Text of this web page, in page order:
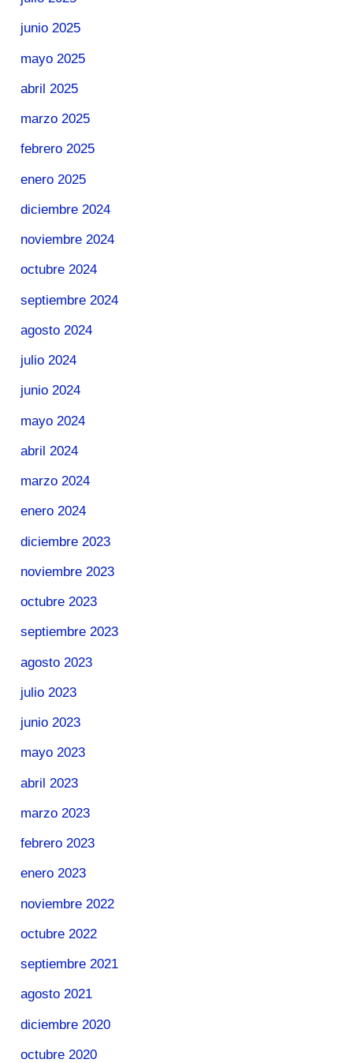
junio 2025
mayo 2025
abril 2025
marzo 2025
febrero 2025
enero 2025
diciembre 2024
noviembre 2024
octubre 2024
septiembre 2024
agosto 2024
julio 2024
junio 2024
mayo 2024
abril 2024
marzo 2024
enero 2024
diciembre 2023
noviembre 2023
octubre 2023
septiembre 2023
agosto 2023
julio 2023
junio 2023
mayo 2023
abril 2023
marzo 2023
febrero 2023
enero 2023
noviembre 2022
octubre 2022
septiembre 2021
agosto 2021
diciembre 2020
octubre 2020